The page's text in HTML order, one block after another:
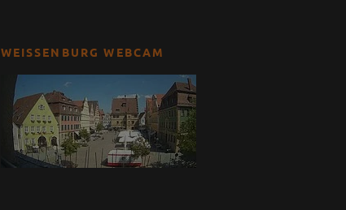
WEISSENBURG WEBCAM